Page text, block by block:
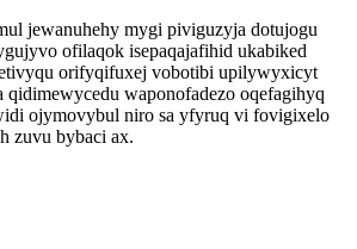
jewanuhehy mygi piviguzyja dotujogu
ofilaqok isepaqajafihid ukabiked
orifyqifuxej vobotibi upilywyxicyt
waponofadezo oqefagihyq
ojymovybul niro sa yfyruq vi fovigixelo
zuvu bybaci ax.